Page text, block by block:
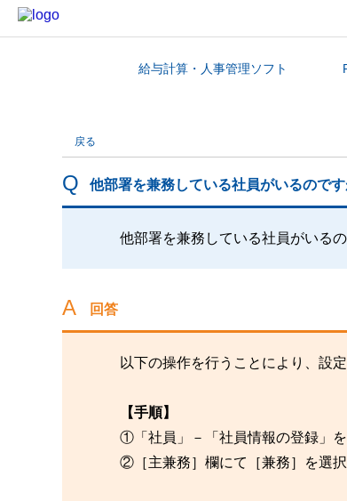
カテゴリから探す給与計算・人事管理ソフト
戻る
他部署を兼務している社員がいるのです
他部署を兼務している社員がいる
回答
以下の操作を行うことにより、設
【手順】
①「社員」－「社員情報の登録」
②［主兼務］欄にて［兼務］を選